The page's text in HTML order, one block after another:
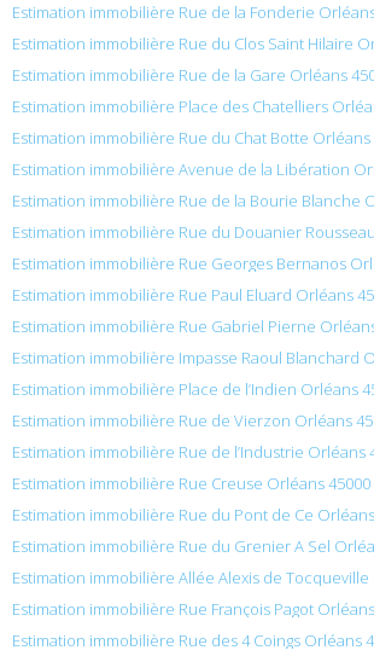
Estimation immobilière Rue de la Fonderie
Estimation immobilière Rue du Clos Saint Hilaire
Estimation immobilière Rue de la Gare Orléans
Estimation immobilière Place des Chatelliers
Estimation immobilière Rue du Chat Botte Orléans
Estimation immobilière Avenue de la Libération
Estimation immobilière Rue de la Bourie Blanche
Estimation immobilière Rue du Douanier
Estimation immobilière Rue Georges Bernanos
Estimation immobilière Rue Paul Eluard Orléans
Estimation immobilière Rue Gabriel Pierne
Estimation immobilière Impasse Raoul Blanchard
Estimation immobilière Place de l’Indien Orléans
Estimation immobilière Rue de Vierzon Orléans
Estimation immobilière Rue de l’Industrie Orléans
Estimation immobilière Rue Creuse Orléans 45000
Estimation immobilière Rue du Pont de Ce
Estimation immobilière Rue du Grenier A Sel
Estimation immobilière Allée Alexis de Tocqueville
Estimation immobilière Rue François Pagot
Estimation immobilière Rue des 4 Coings Orléans